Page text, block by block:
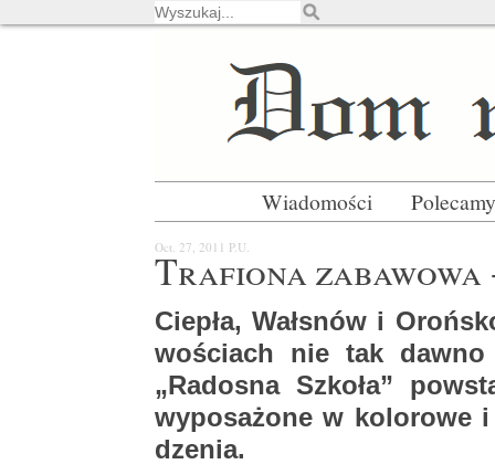
Wiadomości Polecamy
Oct. 27, 2011 P.U.
Tra­fio­na
Cie­pła, Wał­snów i
wo­ściach nie tak
„Ra­do­sna Szko­ła”
wy­po­sa­żo­ne w ko­lo­ro­we
dze­nia.